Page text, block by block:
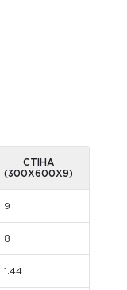
СТІНА
(300Х600Х9)
9
8
1.44